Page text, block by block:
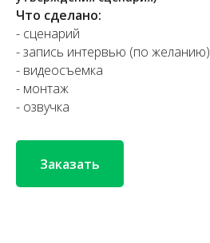
Что сделано:
- сценарий
- запись интервью (по желанию)
- видеосъемка
- монтаж
- озвучка
Заказать